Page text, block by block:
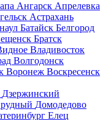
Ангарск Апрелевка
Астрахань
Батайск Белгород
Братск
Владивосток
Волгодонск
Воронеж Воскресенск
Дзержинский
Домодедово
Елец